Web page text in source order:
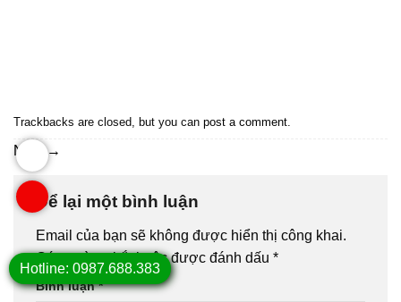
Hotline: 0987.688.383
Trackbacks are closed, but you canpost a comment.
Next→
Để lại một bình luận
Email của bạn sẽ không được hiển thị công khai. Các
trường bắt buộc được đánh dấu*
Bình luận*